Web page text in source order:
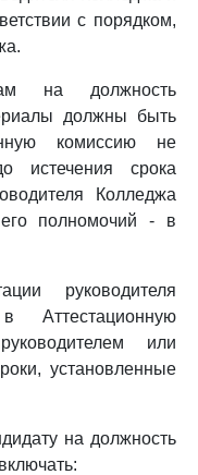
с порядком,
на должность
должны быть
комиссию не
срока
Колледжа
полномочий - в
руководителя
Аттестационную
или
установленные
на должность